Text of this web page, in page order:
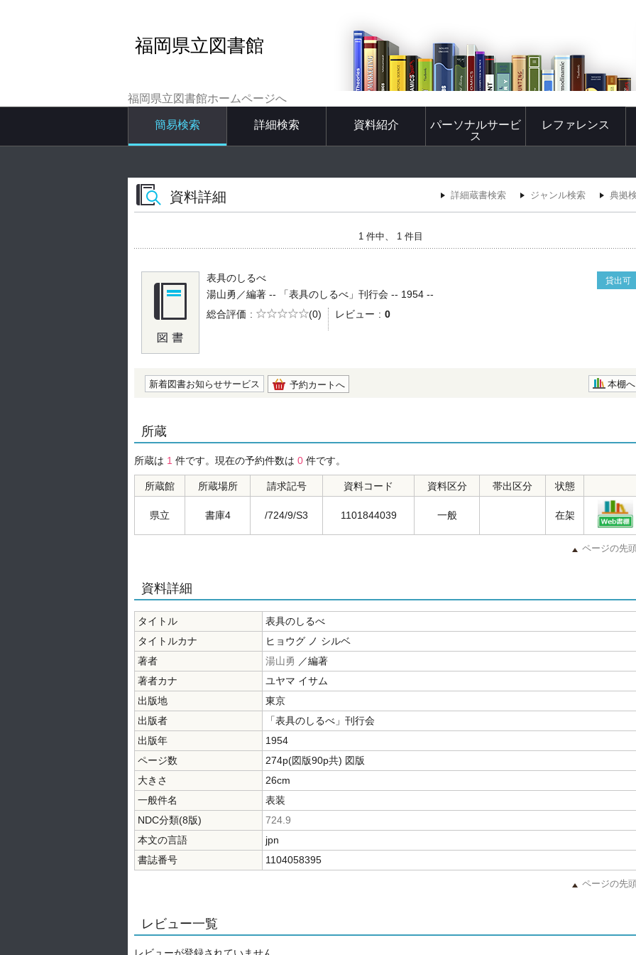
福岡県立図書館
福岡県立図書館ホームページへ
簡易検索 詳細検索 資料紹介
パーソナルサービ
ス
レファレンス
資料詳細 詳細蔵書検索 ジャンル検索 典拠
1 件中、 1 件目
表具のしるべ 貸出可
湯山勇／編著 -- 「表具のしるべ」刊行会 -- 1954 --
総合評価
5段階評価
(0) レビュー 0
新着図書お知らせサービス 予約カートへ 本棚へ
所蔵
所蔵は 1 件です。現在の予約件数は 0 件です。
所蔵館 所蔵場所 請求記号 資料コード 資料区分 帯出区分 状態
県立 書庫4 /724/9/S3 1101844039 一般 在架
ページの先
資料詳細
タイトル
表具のしるべ
タイトルカナ
ヒョウグ ノ シルベ
著者
湯山勇 ／編著
著者カナ
ユヤマ イサム
出版地
東京
出版者
「表具のしるべ」刊行会
出版年
1954
ページ数
274p(図版90p共) 図版
大きさ
26cm
一般件名
表装
NDC分類(8版)
724.9
本文の言語
jpn
書誌番号
1104058395
ページの先
レビュー一覧